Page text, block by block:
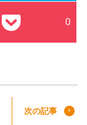
0
次の記事